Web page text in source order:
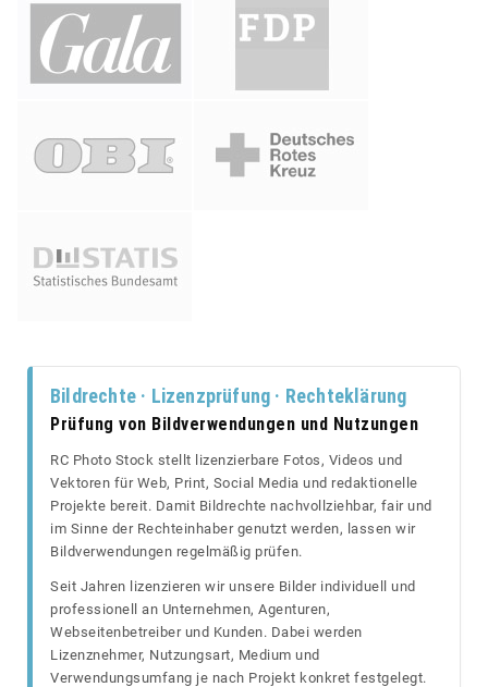
Bildrechte · Lizenzprüfung · Rechteklärung
Prüfung von Bildverwendungen und Nutzungen
RC Photo Stock stellt lizenzierbare Fotos, Videos und
Vektoren für Web, Print, Social Media und redaktionelle
Projekte bereit. Damit Bildrechte nachvollziehbar, fair und
im Sinne der Rechteinhaber genutzt werden, lassen wir
Bildverwendungen regelmäßig prüfen.
Seit Jahren lizenzieren wir unsere Bilder individuell und
professionell an Unternehmen, Agenturen,
Webseitenbetreiber und Kunden. Dabei werden
Lizenznehmer, Nutzungsart, Medium und
Verwendungsumfang je nach Projekt konkret festgelegt.